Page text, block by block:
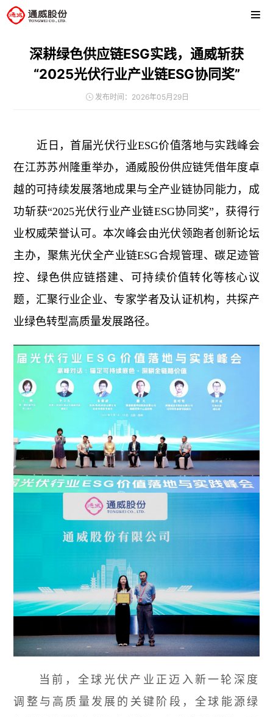
深耕绿色供应链ESG实践，通威斩获
“2025光伏行业产业链ESG协同奖”
发布时间：2026年05月29日
近日，首届光伏行业ESG价值落地与实践峰会
在江苏苏州隆重举办，通威股份供应链凭借年度卓
越的可持续发展落地成果与全产业链协同能力，成
功斩获“2025光伏行业产业链ESG协同奖”，获得行
业权威荣誉认可。本次峰会由光伏领跑者创新论坛
主办，聚焦光伏全产业链ESG合规管理、碳足迹管
控、绿色供应链搭建、可持续价值转化等核心议
题，汇聚行业企业、专家学者及认证机构，共探产
业绿色转型高质量发展路径。
当前，全球光伏产业正迈入新一轮深度
调整与高质量发展的关键阶段，全球能源绿